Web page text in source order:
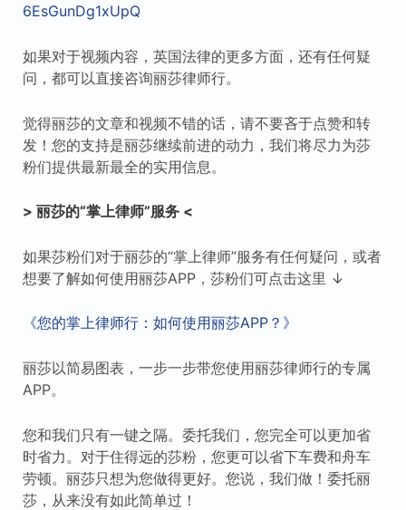
6EsGunDg1xUpQ
如果对于视频内容，英国法律的更多方面，还有任何疑
问，都可以直接咨询丽莎律师行。
觉得丽莎的文章和视频不错的话，请不要吝于点赞和转
发！您的支持是丽莎继续前进的动力，我们将尽力为莎
粉们提供最新最全的实用信息。
> 丽莎的“掌上律师”服务 <
如果莎粉们对于丽莎的“掌上律师”服务有任何疑问，或者
想要了解如何使用丽莎APP，莎粉们可点击这里 ↓
《您的掌上律师行：如何使用丽莎APP？》
丽莎以简易图表，一步一步带您使用丽莎律师行的专属
APP。
您和我们只有一键之隔。委托我们，您完全可以更加省
时省力。对于住得远的莎粉，您更可以省下车费和舟车
劳顿。丽莎只想为您做得更好。您说，我们做！委托丽
莎，从来没有如此简单过！